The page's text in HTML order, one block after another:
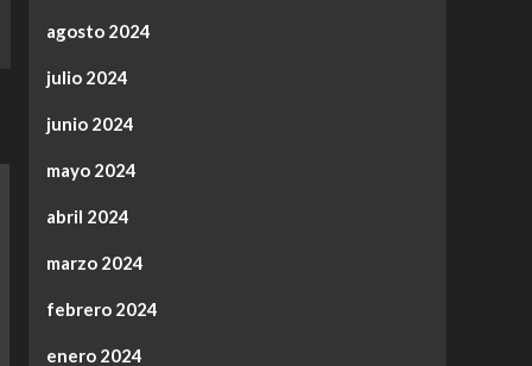
agosto 2024
julio 2024
junio 2024
mayo 2024
abril 2024
marzo 2024
febrero 2024
enero 2024